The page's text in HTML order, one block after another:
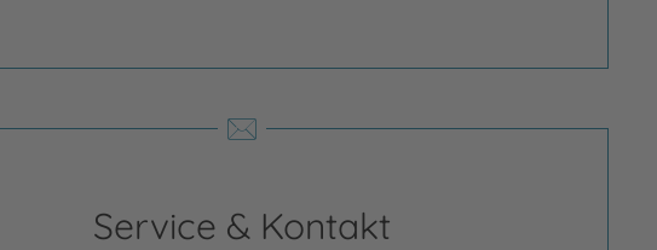
Service & Kontakt